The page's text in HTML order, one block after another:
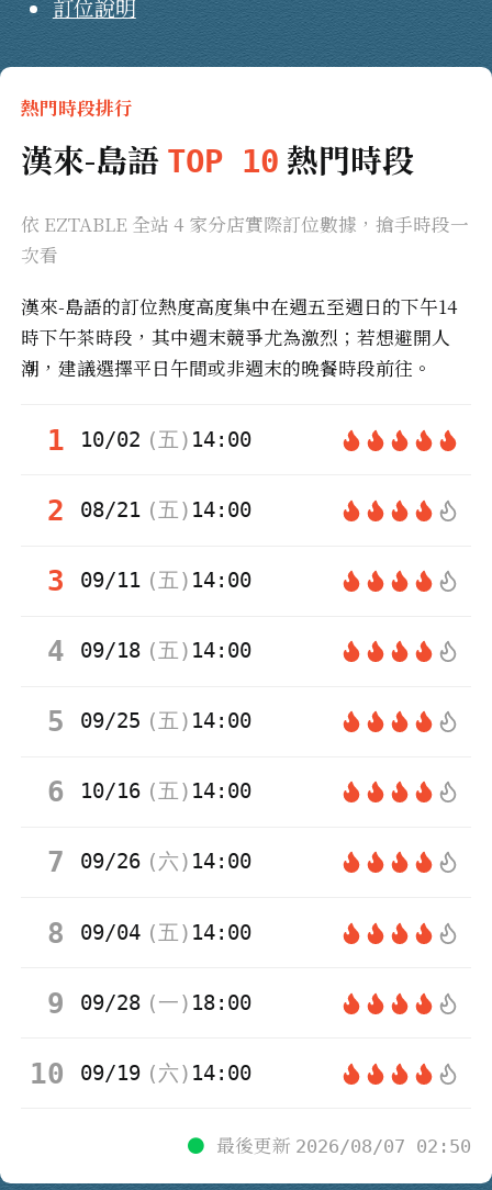
訂位說明
熱門時段排行
漢來-島語 TOP 10 熱門時段
依 EZTABLE 全站4 家分店實際訂位數據，搶手時段一
次看
漢來-島語的訂位熱度高度集中在週五至週日的下午14
時下午茶時段，其中週末競爭尤為激烈；若想避開人
潮，建議選擇平日午間或非週末的晚餐時段前往。
1 10/02 (五) 14:00
2 08/21 (五) 14:00
3 09/11 (五) 14:00
4 09/18 (五) 14:00
5 09/25 (五) 14:00
6 10/16 (五) 14:00
7 09/26 (六) 14:00
8 09/04 (五) 14:00
9 09/28 (一) 18:00
10 09/19 (六) 14:00
● 最後更新 2026/08/07 02:50